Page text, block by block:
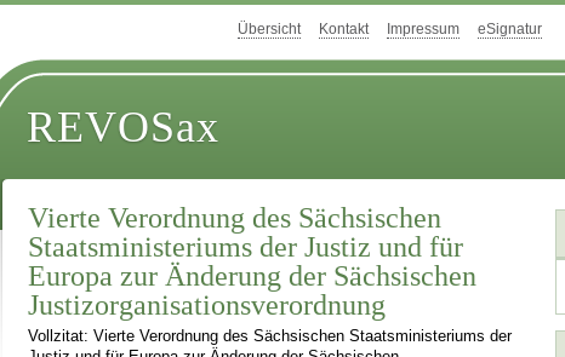
Übersicht Kontakt Impressum eSignatur
REVOSax
Vierte Verordnung des Sächsischen
Staatsministeriums der Justiz und für
Europa zur Änderung der Sächsischen
Justizorganisationsverordnung
Vollzitat: Vierte Verordnung des Sächsischen Staatsministeriums der